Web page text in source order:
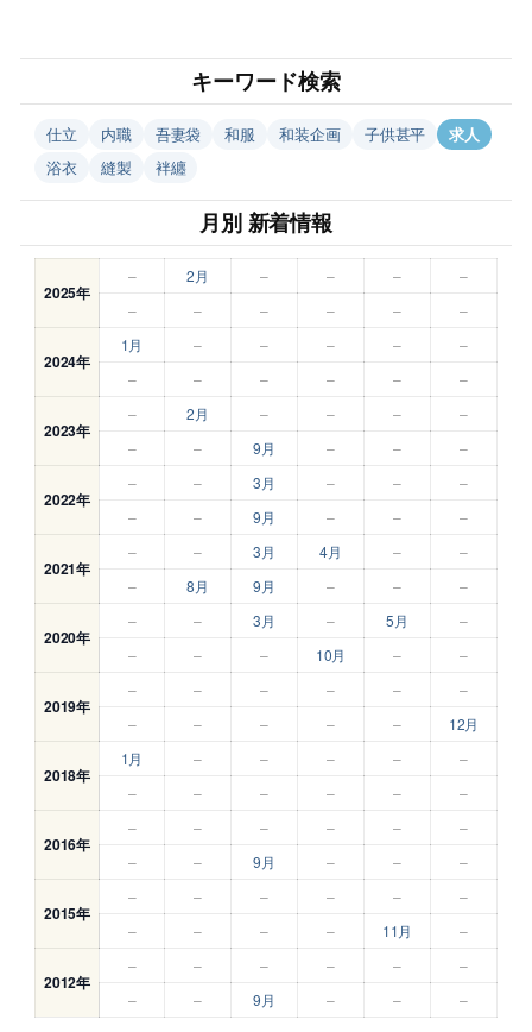
キーワード検索
仕立 内職 吾妻袋 和服 和装企画 子供甚平
求人
浴衣
縫製 袢纏
月別 新着情報
2025年
– 2月 – – –
–
–
– – – – –
2024年
1月 – – – –
–
–
– – – – –
2023年
– 2月 – – –
–
–
– 9月 – – –
2022年
– – 3月 – –
–
–
– 9月 – – –
2021年
– – 3月 4月 –
–
–
8月 9月 – – –
2020年
– – 3月 – 5月
–
–
– – 10月 – –
2019年
– – – – –
–
–
– – – – 12月
2018年
1月 – – – –
–
–
– – – – –
2016年
– – – – –
–
–
– 9月 – – –
2015年
– – – – –
–
–
– – – 11月 –
2012年
– – – – –
–
–
– 9月 – – –